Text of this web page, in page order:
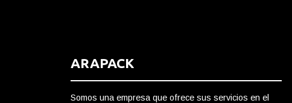
ARAPACK
Somos una empresa que ofrece sus servicios en el